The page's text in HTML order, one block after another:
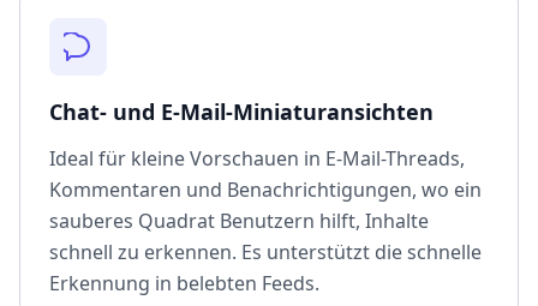
Chat- und E-Mail-Miniaturansichten
Ideal für kleine Vorschauen in E-Mail-Threads,
Kommentaren und Benachrichtigungen, wo ein
sauberes Quadrat Benutzern hilft, Inhalte
schnell zu erkennen. Es unterstützt die schnelle
Erkennung in belebten Feeds.